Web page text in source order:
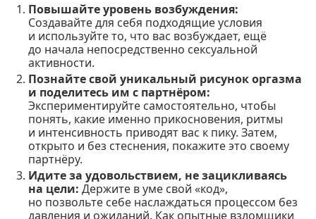
Повышайте уровень возбуждения:
Создавайте для себя подходящие условия
и используйте то, что вас возбуждает, ещё
до начала непосредственно сексуальной
активности.
Познайте свой уникальный рисунок оргазма
и поделитесь им с партнёром:
Экспериментируйте самостоятельно, чтобы
понять, какие именно прикосновения, ритмы
и интенсивность приводят вас к пику. Затем,
открыто и без стеснения, покажите это своему
партнёру.
Идите за удовольствием, не зацикливаясь
на цели: Держите в уме свой «код»,
но позвольте себе наслаждаться процессом без
давления и ожиданий. Как опытные взломщики